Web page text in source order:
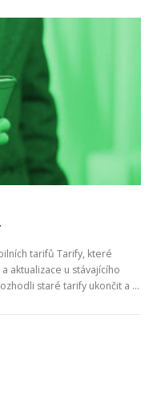
tarifů Tarify, které
aktualizace u stávajícího
staré tarify ukončit a …